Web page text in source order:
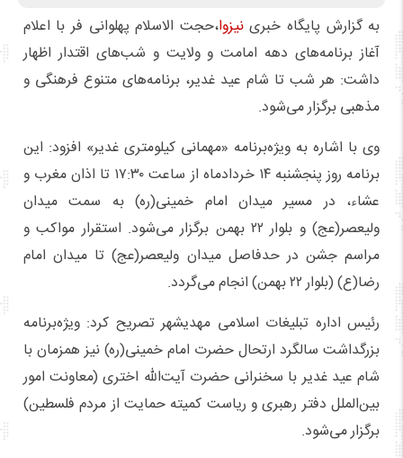
به گزارش پایگاه خبرینیزوا،حجت الاسلام پهلوانی فر با اعلام
آغاز برنامه‌های دهه امامت و ولایت و شب‌های اقتدار اظهار
داشت: هر شب تا شام عید غدیر، برنامه‌های متنوع فرهنگی و
مذهبی برگزار می‌شود.
وی با اشاره به ویژه‌برنامه «مهمانی کیلومتری غدیر» افزود: این
برنامه روز پنجشنبه ۱۴ خردادماه از ساعت ۱۷:۳۰ تا اذان مغرب و
عشاء، در مسیر میدان امام خمینی(ره) به سمت میدان
ولیعصر(عج) و بلوار ۲۲ بهمن برگزار می‌شود. استقرار مواکب و
مراسم جشن در حدفاصل میدان ولیعصر(عج) تا میدان امام
رضا(ع) (بلوار ۲۲ بهمن) انجام می‌گردد.
رئیس اداره تبلیغات اسلامی مهدیشهر تصریح کرد: ویژه‌برنامه
بزرگداشت سالگرد ارتحال حضرت امام خمینی(ره) نیز همزمان با
شام عید غدیر با سخنرانی حضرت آیت‌الله اختری (معاونت امور
بین‌الملل دفتر رهبری و ریاست کمیته حمایت از مردم فلسطین)
برگزار می‌شود.